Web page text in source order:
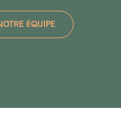
ÉQUIPE